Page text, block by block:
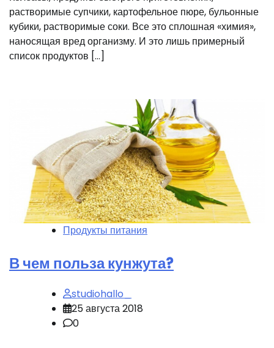
растворимые супчики, картофельное пюре, бульонные
кубики, растворимые соки. Все это сплошная «химия»,
наносящая вред организму. И это лишь примерный
список продуктов […]
Продукты питания
В чем польза кунжута?
studiohallo_
25 августа 2018
0